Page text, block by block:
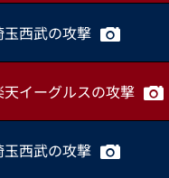
西武の攻撃
イーグルスの攻撃
西武の攻撃